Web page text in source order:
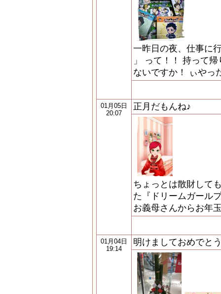
一昨日の夜、仕事に
」 って！！ 持って
ないですか！ ぃやっ
01月05日
20:07
正月だもんね♪
ちょっとは散財して
た『ドリームガール
お義母さんからお年
01月04日
19:14
明けましておめでと